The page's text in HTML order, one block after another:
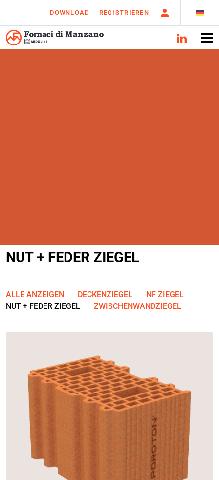
DOWNLOAD REGISTRIEREN
NUT + FEDER ZIEGEL
ALLE ANZEIGEN DECKENZIEGEL
NF ZIEGEL
NUT + FEDER ZIEGEL
ZWISCHENWANDZIEGEL